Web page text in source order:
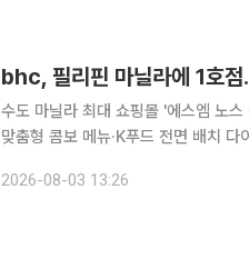
bhc, 필리핀 마닐라에 1호
수도 마닐라 최대 쇼핑몰 '에스엠 노
맞춤형 콤보 메뉴·K푸드 전면 배치 다이닝브랜즈그룹의 치킨 브랜드 bhc가 필리핀 수도 마닐라에
에스엠 노스 에드사(SM North
2026-08-03 13:26